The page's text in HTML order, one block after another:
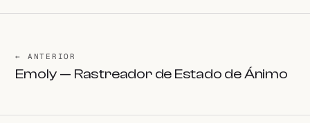
← ANTERIOR
Emoly — Rastreador de Estado de Ánimo